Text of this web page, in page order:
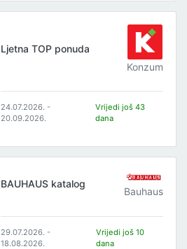
Ljetna TOP ponuda
Konzum
24.07.2026. -
20.09.2026.
Vrijedi još 43
dana
BAUHAUS katalog
Bauhaus
29.07.2026. -
18.08.2026.
Vrijedi još 10
dana